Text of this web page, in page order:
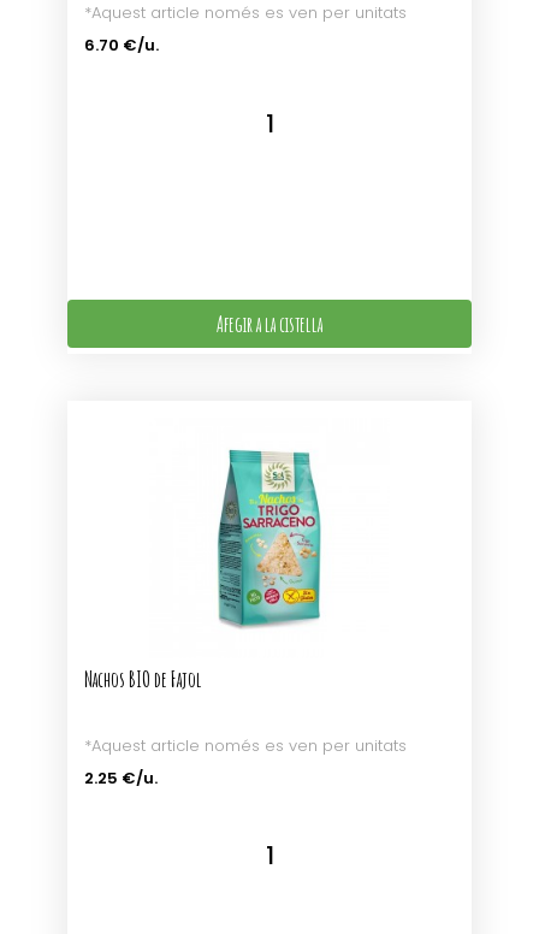
*Aquest article només es ven per unitats
6.70 €/u.
Afegir a la cistella
Nachos BIO de Fajol
*Aquest article només es ven per unitats
2.25 €/u.